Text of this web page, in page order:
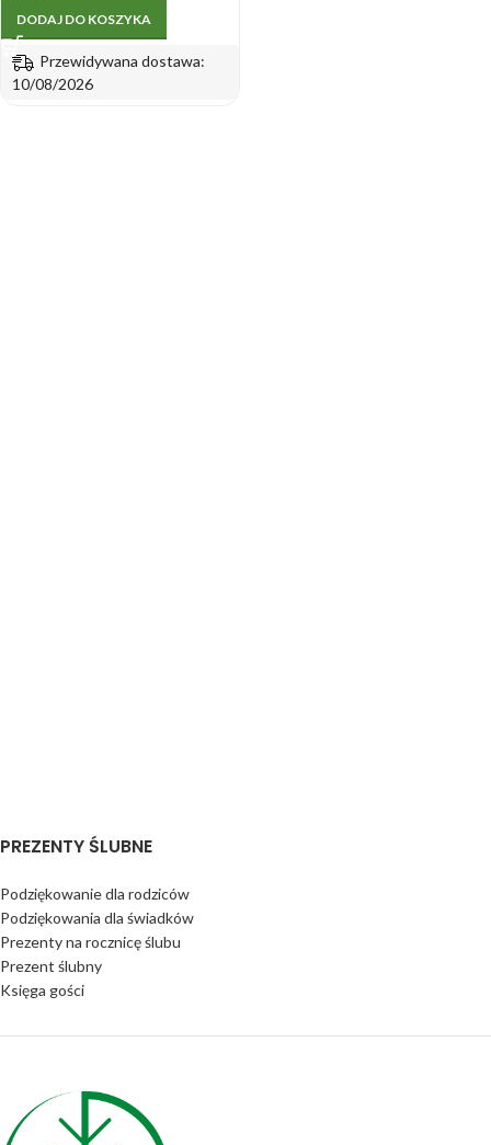
DODAJ DO KOSZYKA
Przewidywana dostawa:
10/08/2026
PREZENTY ŚLUBNE
Podziękowanie dla rodziców
Podziękowania dla świadków
Prezenty na rocznicę ślubu
Prezent ślubny
Księga gości